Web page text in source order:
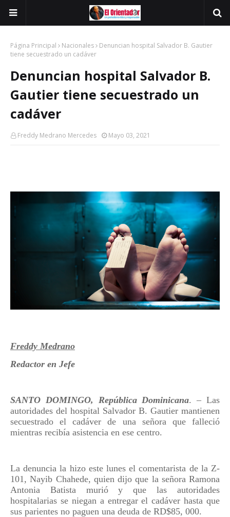
Página Principal Nacionales
Denuncian hospital Salvador B. Gautier
tiene secuestrado un cadáver
Denuncian hospital Salvador B.
Gautier tiene secuestrado un
cadáver
Freddy Medrano Mercedes Mayo 03, 2021
Freddy Medrano
Redactor en Jefe
SANTO DOMINGO, República Dominicana. – Las
autoridades del hospital Salvador B. Gautier mantienen
secuestrado el cadáver de una señora que falleció
mientras recibía asistencia en ese centro.
La denuncia la hizo este lunes el comentarista de la Z-
101, Nayib Chahede, quien dijo que la señora Ramona
Antonia Batista murió y que las autoridades
hospitalarias se niegan a entregar el cadáver hasta que
sus parientes no paguen una deuda de RD$85, 000.